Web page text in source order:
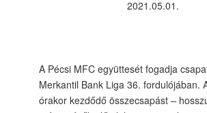
2021.05.01.
A Pécsi MFC együttesét fogadja
Merkantil Bank Liga 36. fordulójában.
órakor kezdődő összecsapást –